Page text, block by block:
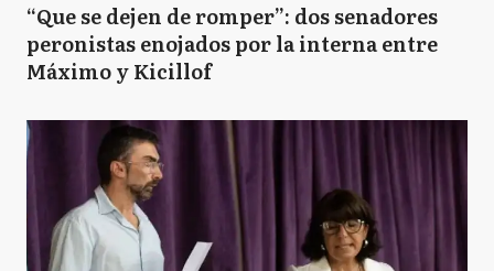
“Que se dejen de romper”: dos senadores
peronistas enojados por la interna entre
Máximo y Kicillof